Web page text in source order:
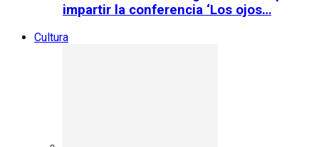
impartir la conferencia ‘Los ojos…
Cultura